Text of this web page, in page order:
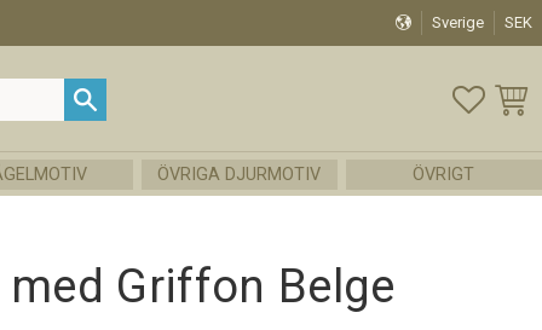
Sverige SEK
ÖVRIGA DJURMOTIV ÖVRIGT
Griffon Belge